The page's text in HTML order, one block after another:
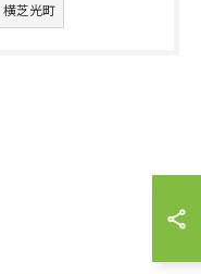
横芝光町